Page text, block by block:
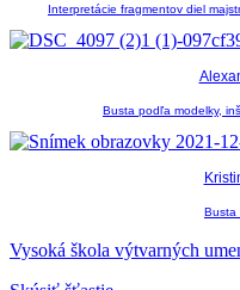
Interpretácie fragmentov diel
Busta podľa modelky,
Busta
Vysoká škola výtvarných